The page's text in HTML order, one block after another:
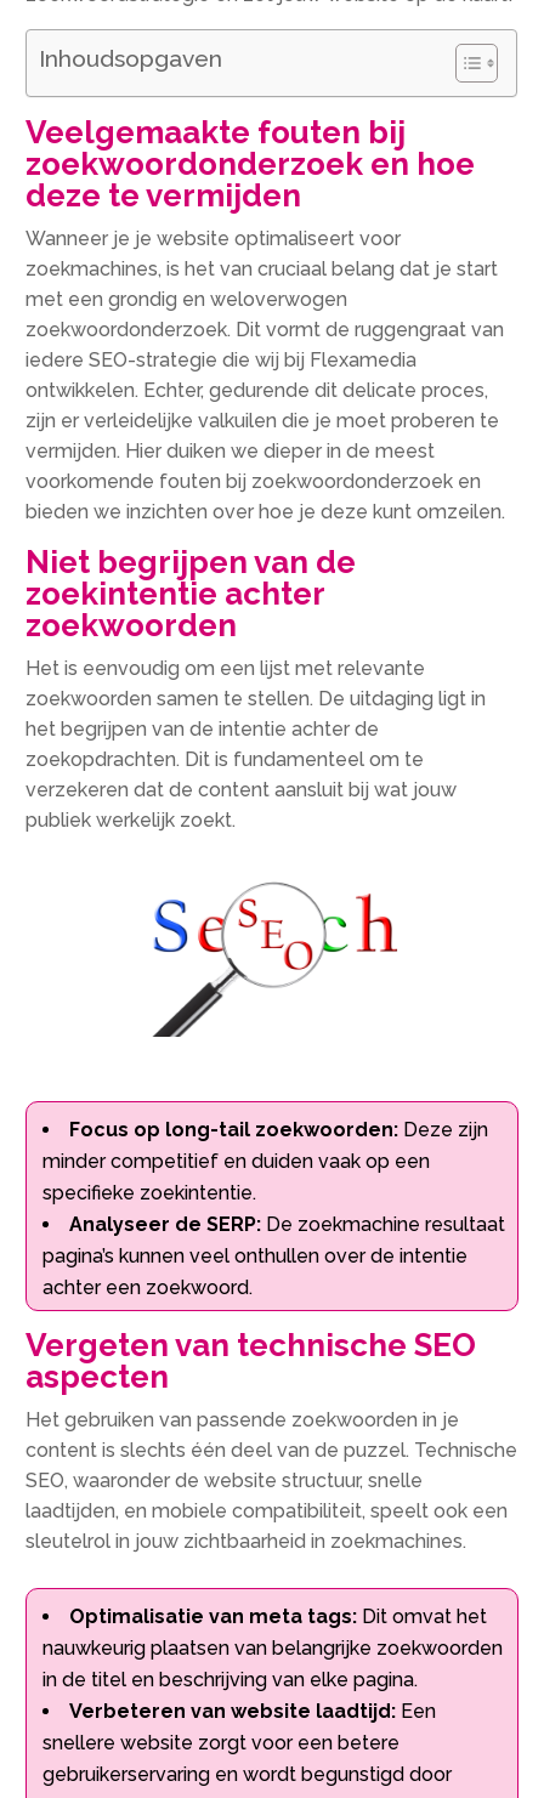
Inhoudsopgaven
Veelgemaakte fouten bij
zoekwoordonderzoek en hoe
deze te vermijden
Wanneer je je website optimaliseert voor
zoekmachines, is het van cruciaal belang dat je start
met een grondig en weloverwogen
zoekwoordonderzoek.​ Dit vormt de ruggengraat van
iedere SEO-strategie die wij bij Flexamedia
ontwikkelen.​ Echter, gedurende dit delicate proces,
zijn er verleidelijke valkuilen die je moet proberen te
vermijden.​ Hier duiken we dieper in de meest
voorkomende fouten bij zoekwoordonderzoek en
bieden we inzichten over hoe je deze kunt omzeilen.​
Niet begrijpen van de
zoekintentie achter
zoekwoorden
Het is eenvoudig om een lijst met relevante
zoekwoorden samen te stellen.​ De uitdaging ligt in
het begrijpen van de intentie achter de
zoekopdrachten.​ Dit is fundamenteel om te
verzekeren dat de content aansluit bij wat jouw
publiek werkelijk zoekt.​
Focus op long-tail zoekwoorden: Deze zijn
minder competitief en duiden vaak op een
specifieke zoekintentie.​
Analyseer de SERP: De zoekmachine resultaat
pagina’s kunnen veel onthullen over de intentie
achter een zoekwoord.​
Vergeten van technische SEO
aspecten
Het gebruiken van passende zoekwoorden in je
content is slechts één deel van de puzzel.​ Technische
SEO, waaronder de website structuur, snelle
laadtijden, en mobiele compatibiliteit, speelt ook een
sleutelrol in jouw zichtbaarheid in zoekmachines.​
Optimalisatie van meta tags: Dit omvat het
nauwkeurig plaatsen van belangrijke zoekwoorden
in de titel en beschrijving van elke pagina.​
Verbeteren van website laadtijd: Een
snellere website zorgt voor een betere
gebruikerservaring en wordt begunstigd door